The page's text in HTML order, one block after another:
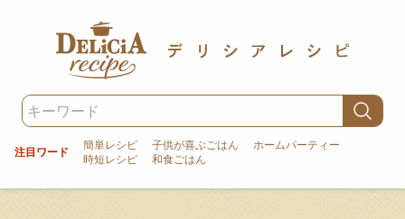
注目ワード 簡単レシピ 子供が喜ぶごはん
ホームパーティー
時短レシピ
和食ごはん